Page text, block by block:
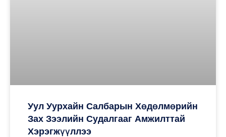
Уул Уурхайн Салбарын Хөдөлмөрийн
Зах Зээлийн Судалгааг Амжилттай
Хэрэгжүүллээ